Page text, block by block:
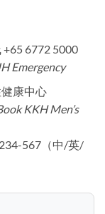
6772 5000
Emergency
康中心
KKH Men’s
567（中/英/